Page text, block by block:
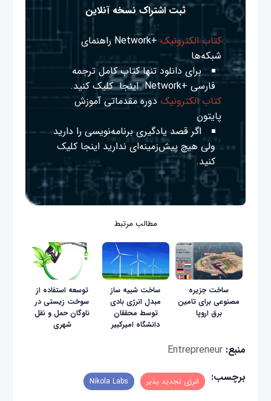
ثبت اشتراک نسخه آنلاین
کتاب الکترونیک
+Network راهنمای
شبکه‌ها
برای دانلود تنها کتاب کامل ترجمه
فارسی +Network
اینجا کلیک کنید.
کتاب الکترونیک دوره مقدماتی آموزش
پایتون
اگر قصد یادگیری برنامه‌نویسی را دارید
ولی هیچ پیش‌زمینه‌ای نداریداینجا کلیک
کنید.
مطالب مرتبط
ساخت جزیره
مصنوعی برای تامین
برق اروپا
ساخت شبیه ساز
مبدل انرژی بادی
توسط محققان
دانشگاه امیرکبیر
توسعه استفاده از
سوخت زیستی در
ناوگان حمل و نقل
شهری
منبع:Entrepreneur
برچسب:
انرژی تجدید پذیر Nikola Labs